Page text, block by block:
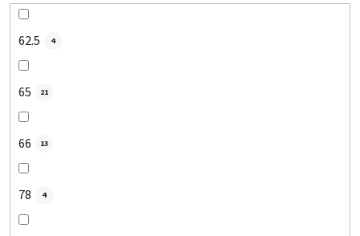
62.5 4
65 21
66 13
78 4